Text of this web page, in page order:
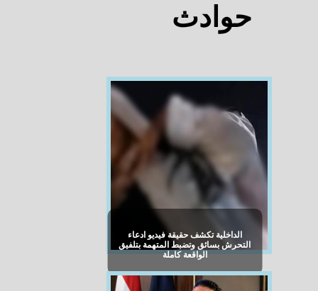
حوادث
الداخلية تكشف حقيقة فيديو ادعاء
التحرش بسائق وتضبط المتهمة بتلفيق
الواقعة كاملة